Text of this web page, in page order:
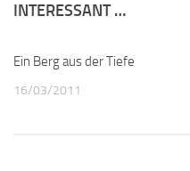
INTERESSANT …
Ein Berg aus der Tiefe
16/03/2011